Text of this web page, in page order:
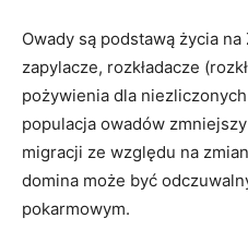
Owady są podstawą życia na
zapylacze, rozkładacze
pożywienia dla
populacja owadów
migracji ze względu na
domina może być
pokarmowym.